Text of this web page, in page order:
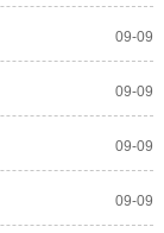
09-09
09-09
09-09
09-09